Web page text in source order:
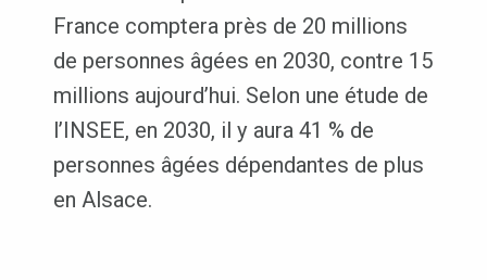
France comptera près de 20 millions
de personnes âgées en 2030, contre 15
millions aujourd’hui. Selon une étude de
l’INSEE, en 2030, il y aura 41 % de
personnes âgées dépendantes de plus
en Alsace.